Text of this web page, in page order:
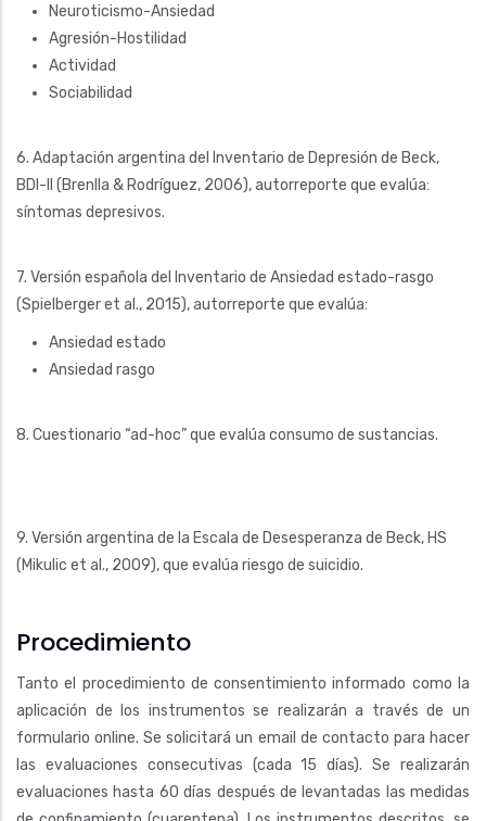
Neuroticismo-Ansiedad
Agresión-Hostilidad
Actividad
Sociabilidad
6. Adaptación argentina del Inventario de Depresión de Beck,
BDI-II (Brenlla & Rodríguez, 2006), autorreporte que evalúa:
síntomas depresivos.
7. Versión española del Inventario de Ansiedad estado-rasgo
(Spielberger et al., 2015), autorreporte que evalúa:
Ansiedad estado
Ansiedad rasgo
8. Cuestionario “ad-hoc” que evalúa consumo de sustancias.
9. Versión argentina de la Escala de Desesperanza de Beck, HS
(Mikulic et al., 2009), que evalúa riesgo de suicidio.
Procedimiento
Tanto el procedimiento de consentimiento informado como la
aplicación de los instrumentos se realizarán a través de un
formulario online. Se solicitará un email de contacto para hacer
las evaluaciones consecutivas (cada 15 días). Se realizarán
evaluaciones hasta 60 días después de levantadas las medidas